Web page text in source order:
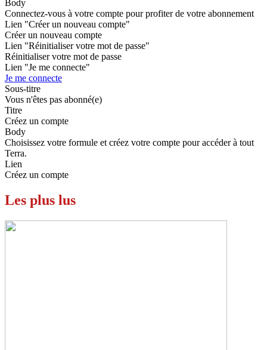
Body
Connectez-vous à votre compte pour profiter de votre abonnement
Lien "Créer un nouveau compte"
Créer un nouveau compte
Lien "Réinitialiser votre mot de passe"
Réinitialiser votre mot de passe
Lien "Je me connecte"
Je me connecte
Sous-titre
Vous n'êtes pas abonné(e)
Titre
Créez un compte
Body
Choisissez votre formule et créez votre compte pour accéder à tout
Terra.
Lien
Créez un compte
Les plus lus